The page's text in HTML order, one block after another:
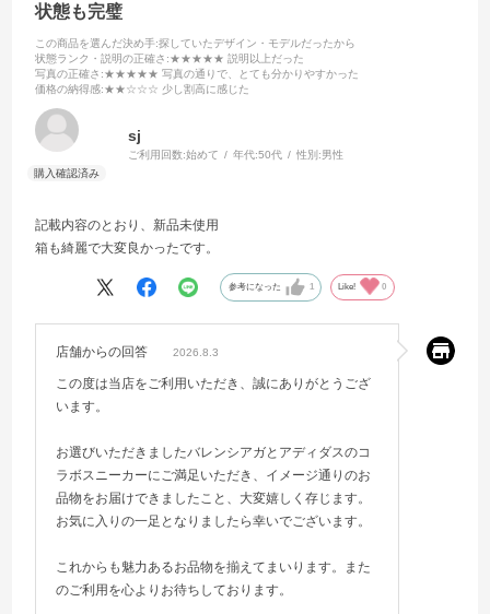
状態も完璧
この商品を選んだ決め手:探していたデザイン・モデルだったから
状態ランク・説明の正確さ :★★★★★ 説明以上だった
写真の正確さ :★★★★★ 写真の通りで、とても分かりやすかった
価格の納得感:★★☆☆☆ 少し割高に感じた
sj
ご利用回数:始めて 年代:50代 性別:男性
記載内容のとおり、新品未使用
箱も綺麗で大変良かったです。
参考になった 1 Like! 0
店舗からの回答 2026.8.3
この度は当店をご利用いただき、誠にありがとうござ
います。
お選びいただきましたバレンシアガとアディダスのコ
ラボスニーカーにご満足いただき、イメージ通りのお
品物をお届けできましたこと、大変嬉しく存じます。
お気に入りの一足となりましたら幸いでございます。
これからも魅力あるお品物を揃えてまいります。また
のご利用を心よりお待ちしております。